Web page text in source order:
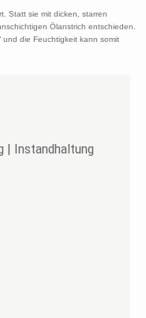
Statt sie mit dicken, starren
Ölanstrich entschieden.
und die Feuchtigkeit kann somit
| Instandhaltung